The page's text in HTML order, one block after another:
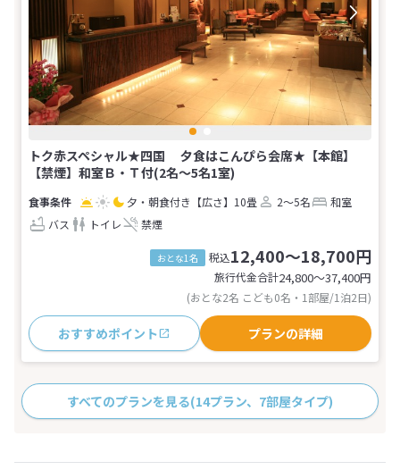
トク赤スペシャル★四国 夕食はこんぴら会席★【本館】
【禁煙】和室Ｂ・Ｔ付(2名～5名1室)
夕・朝食付き 【広さ】10畳 2～5名
和室
バス
トイレ 禁煙
おとな1名 税込12,400～18,700円
旅行代金合計24,800〜37,400円
(おとな2名 こども0名・1部屋/1泊2日)
おすすめポイント プランの詳細
すべてのプランを見る(14プラン、7部屋タイプ)